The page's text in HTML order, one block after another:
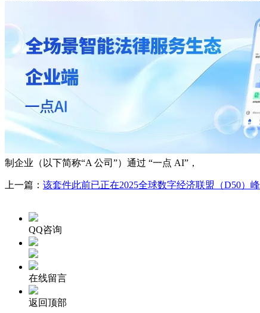
制企业（以下简称“A 公司”）通过 “一点 AI”，
上一篇： 该套件此前已正在2025全球数字经济联盟（D50）峰
QQ咨询
在线留言
返回顶部